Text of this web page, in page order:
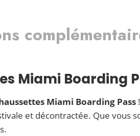
Miami Boarding
Miami Boarding Pass
et décontractée. Que vous